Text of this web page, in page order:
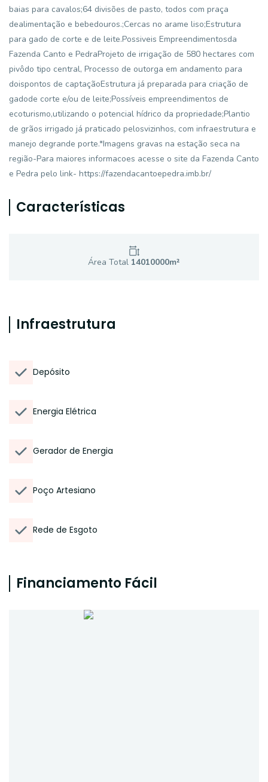
baias para cavalos;64 divisões de pasto, todos com praça
dealimentação e bebedouros.;Cercas no arame liso;Estrutura
para gado de corte e de leite.Possiveis Empreendimentosda
Fazenda Canto e PedraProjeto de irrigação de 580 hectares com
pivôdo tipo central, Processo de outorga em andamento para
doispontos de captaçãoEstrutura já preparada para criação de
gadode corte e/ou de leite;Possíveis empreendimentos de
ecoturismo,utilizando o potencial hídrico da propriedade;Plantio
de grãos irrigado já praticado pelosvizinhos, com infraestrutura e
manejo degrande porte.*Imagens gravas na estação seca na
região-Para maiores informacoes acesse o site da Fazenda Canto
e Pedra pelo link- https://fazendacantoepedra.imb.br/
Características
Área Total 14010000m²
Infraestrutura
Depósito
Energia Elétrica
Gerador de Energia
Poço Artesiano
Rede de Esgoto
Financiamento Fácil